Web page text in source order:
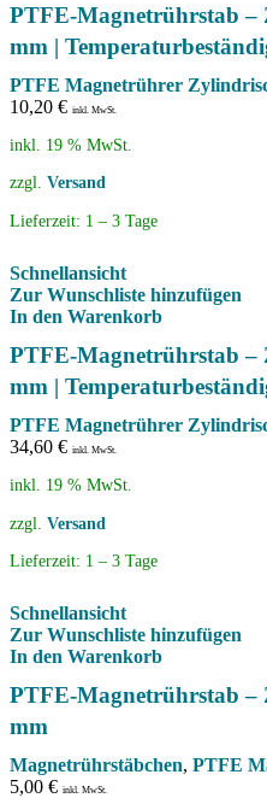
PTFE-Magnetrührstab –
mm |
PTFE Magnetrührer
10,20 € inkl. MwSt.
inkl. 19 % MwSt.
zzgl. Versand
Lieferzeit: 1 – 3 Tage
Schnellansicht
Zur Wunschliste hinzufügen
In den Warenkorb
PTFE-Magnetrührstab –
mm |
PTFE Magnetrührer
34,60 € inkl. MwSt.
inkl. 19 % MwSt.
zzgl. Versand
Lieferzeit: 1 – 3 Tage
Schnellansicht
Zur Wunschliste hinzufügen
In den Warenkorb
PTFE-Magnetrührstab –
mm
Magnetrührstäbchen, PTFE
5,00 € inkl. MwSt.